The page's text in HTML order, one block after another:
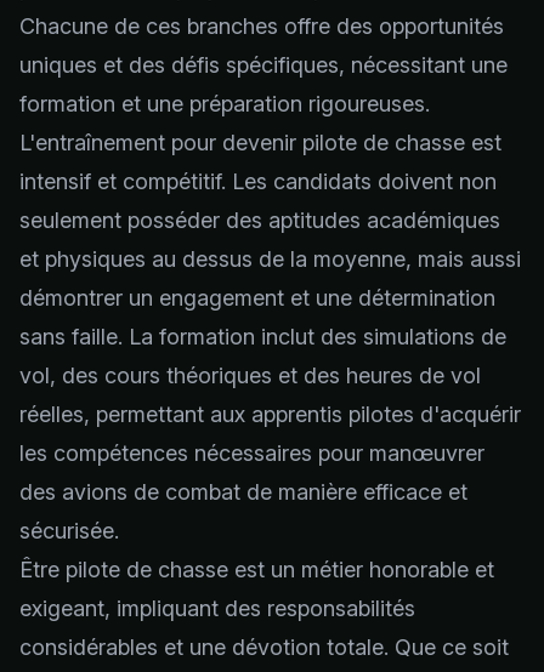
Chacune de ces branches offre des opportunités
uniques et des défis spécifiques, nécessitant une
formation et une préparation rigoureuses.
L'entraînement pour devenir pilote de chasse est
intensif et compétitif. Les candidats doivent non
seulement posséder des aptitudes académiques
et physiques au dessus de la moyenne, mais aussi
démontrer un engagement et une détermination
sans faille. La formation inclut des simulations de
vol, des cours théoriques et des heures de vol
réelles, permettant aux apprentis pilotes d'acquérir
les compétences nécessaires pour manœuvrer
des avions de combat de manière efficace et
sécurisée.
Être pilote de chasse est un métier honorable et
exigeant, impliquant des responsabilités
considérables et une dévotion totale. Que ce soit